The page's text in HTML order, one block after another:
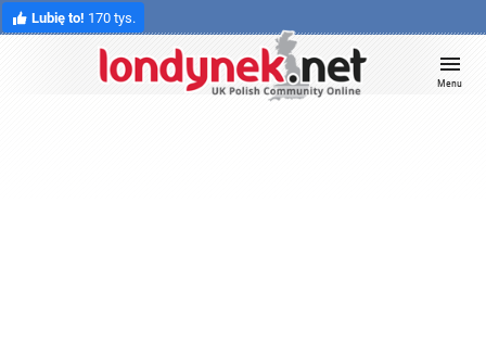
Lubię to! 170 tys.
Menu